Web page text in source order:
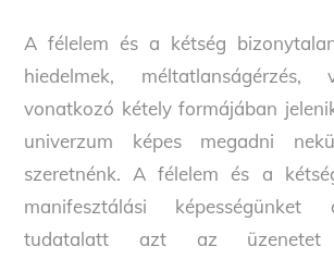
A félelem és a kétség
hiedelmek, méltatlanságérzés,
vonatkozó kétely formájában
univerzum képes megadni
szeretnénk. A félelem és a
manifesztálási
tudatalatt azt az